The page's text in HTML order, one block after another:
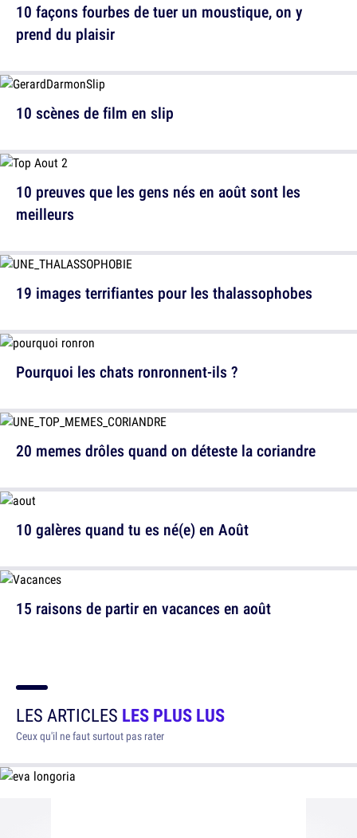
10 façons fourbes de tuer un moustique, on y
prend du plaisir
10 preuves que les gens nés en août sont les
meilleurs
Pourquoi les chats ronronnent-ils ?
10 galères quand tu es né(e) en Août
10 scènes de film en slip
19 images terrifiantes pour les thalassophobes
20 memes drôles quand on déteste la coriandre
15 raisons de partir en vacances en août
LES ARTICLES LES PLUS LUS
Ceux qu'il ne faut surtout pas rater